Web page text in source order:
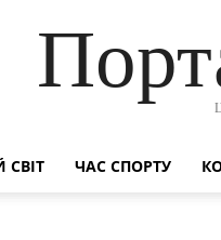
ЧАС СПОРТУ